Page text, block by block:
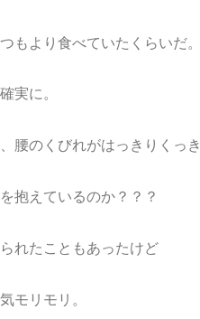
もより食べていたくらいだ。
実に。
腰のくびれがはっきりくっ
抱えているのか？？？
れたこともあったけど
モリモリ。